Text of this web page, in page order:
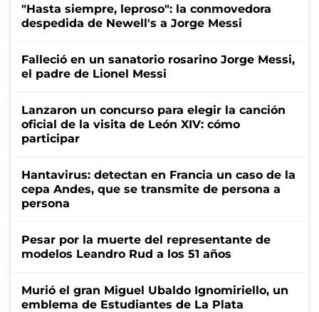
"Hasta siempre, leproso": la conmovedora
despedida de Newell's a Jorge Messi
Falleció en un sanatorio rosarino Jorge Messi,
el padre de Lionel Messi
Lanzaron un concurso para elegir la canción
oficial de la visita de León XIV: cómo
participar
Hantavirus: detectan en Francia un caso de la
cepa Andes, que se transmite de persona a
persona
Pesar por la muerte del representante de
modelos Leandro Rud a los 51 años
Murió el gran Miguel Ubaldo Ignomiriello, un
emblema de Estudiantes de La Plata